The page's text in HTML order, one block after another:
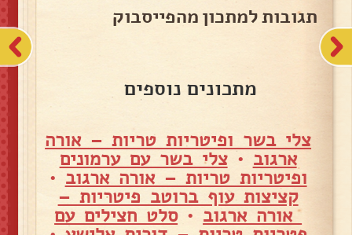
תגובות למתכון מהפייסבוק
מתכונים נוספים
צלי בשר ופיטריות טריות – אורה
ארגוב •צלי בשר עם ערמונים
ופיטריות טריות – אורה ארגוב •
קציצות עוף ברוטב פיטריות –
אורה ארגוב •סלט חצילים עם